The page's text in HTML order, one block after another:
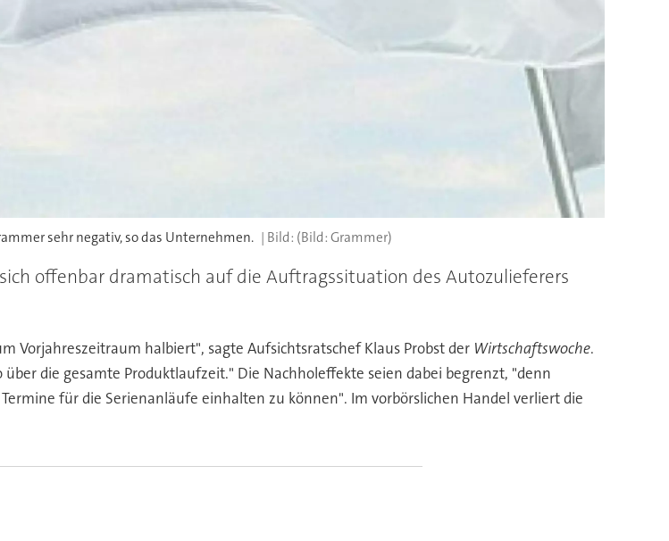
sehr negativ, so das Unternehmen. (Bild: Grammer)
offenbar dramatisch auf die Auftragssituation des Autozulieferers
Vorjahreszeitraum halbiert", sagte Aufsichtsratschef Klaus Probst der Wirtschaftswoche.
die gesamte Produktlaufzeit." Die Nachholeffekte seien dabei begrenzt, "denn
für die Serienanläufe einhalten zu können". Im vorbörslichen Handel verliert die